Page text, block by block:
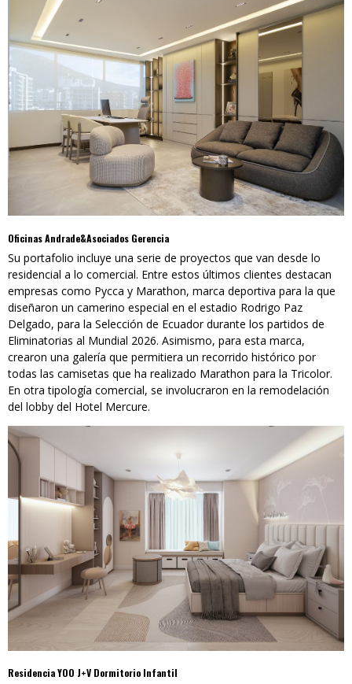
Oficinas Andrade&Asociados Gerencia
Su portafolio incluye una serie de proyectos que van desde lo
residencial a lo comercial. Entre estos últimos clientes destacan
empresas como Pycca y Marathon, marca deportiva para la que
diseñaron un camerino especial en el estadio Rodrigo Paz
Delgado, para la Selección de Ecuador durante los partidos de
Eliminatorias al Mundial 2026. Asimismo, para esta marca,
crearon una galería que permitiera un recorrido histórico por
todas las camisetas que ha realizado Marathon para la Tricolor.
En otra tipología comercial, se involucraron en la remodelación
del lobby del Hotel Mercure.
Residencia YOO J+V Dormitorio Infantil